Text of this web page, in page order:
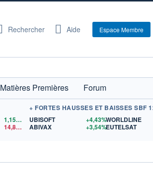
Rechercher Aide Espace Membre
Matières Premières
Forum
1,1559
$US
14,87$US
+ FORTES HAUSSES ET BAISSES SBF
UBISOFT
+4,43%
ABIVAX
+3,54%
WORLDLINE
EUTELSAT